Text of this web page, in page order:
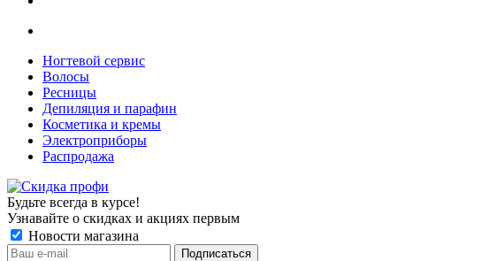
Ногтевой сервис
Волосы
Ресницы
Депиляция и парафин
Косметика и кремы
Электроприборы
Распродажа
Будьте всегда в курсе!
Узнавайте о скидках и акциях первым
Новости магазина